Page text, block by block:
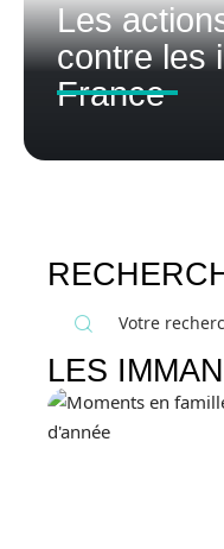
Les
contre les
France
LES